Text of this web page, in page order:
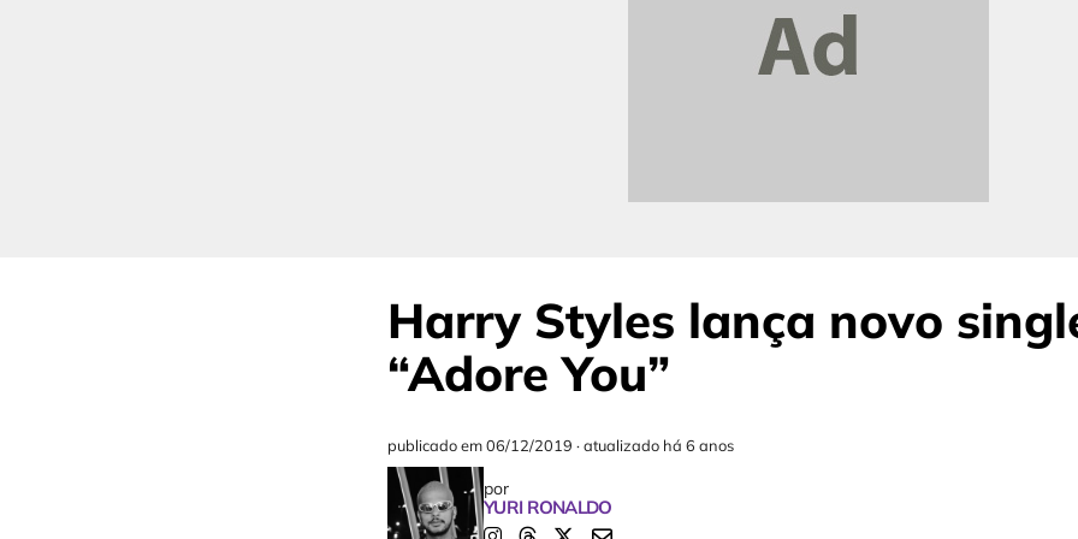
Harry Styles lança novo
“Adore You”
publicado em06/12/2019 ·atualizado há 6 anos
por
YURI RONALDO